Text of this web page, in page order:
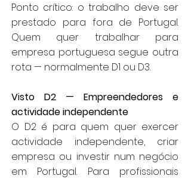
Ponto crítico: o trabalho deve ser
prestado para fora de Portugal.
Quem quer trabalhar para
empresa portuguesa segue outra
rota — normalmente D1 ou D3.
Visto D2 — Empreendedores e
actividade independente
O D2 é para quem quer exercer
actividade independente, criar
empresa ou investir num negócio
em Portugal. Para profissionais